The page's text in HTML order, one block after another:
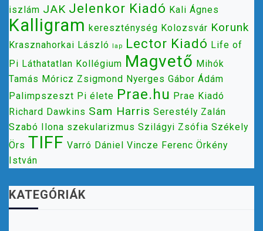
iszlám JAK Jelenkor Kiadó Kali Ágnes
Kalligram kereszténység Kolozsvár Korunk
Krasznahorkai László lap Lector Kiadó Life of
Pi Láthatatlan Kollégium Magvető Mihók
Tamás Móricz Zsigmond Nyerges Gábor Ádám
Palimpszeszt Pi élete Prae.hu Prae Kiadó
Richard Dawkins Sam Harris Serestély Zalán
Szabó Ilona szekularizmus Szilágyi Zsófia Székely
Örs TIFF Varró Dániel Vincze Ferenc Örkény
István
KATEGÓRIÁK